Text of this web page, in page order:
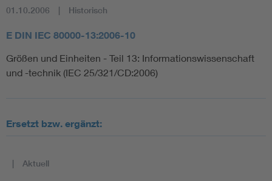
01.10.2006 Historisch
E DIN IEC 80000-13:2006-10
Größen und Einheiten - Teil 13: Informationswissenschaft
und -technik (IEC 25/321/CD:2006)
Ersetzt bzw. ergänzt:
Aktuell